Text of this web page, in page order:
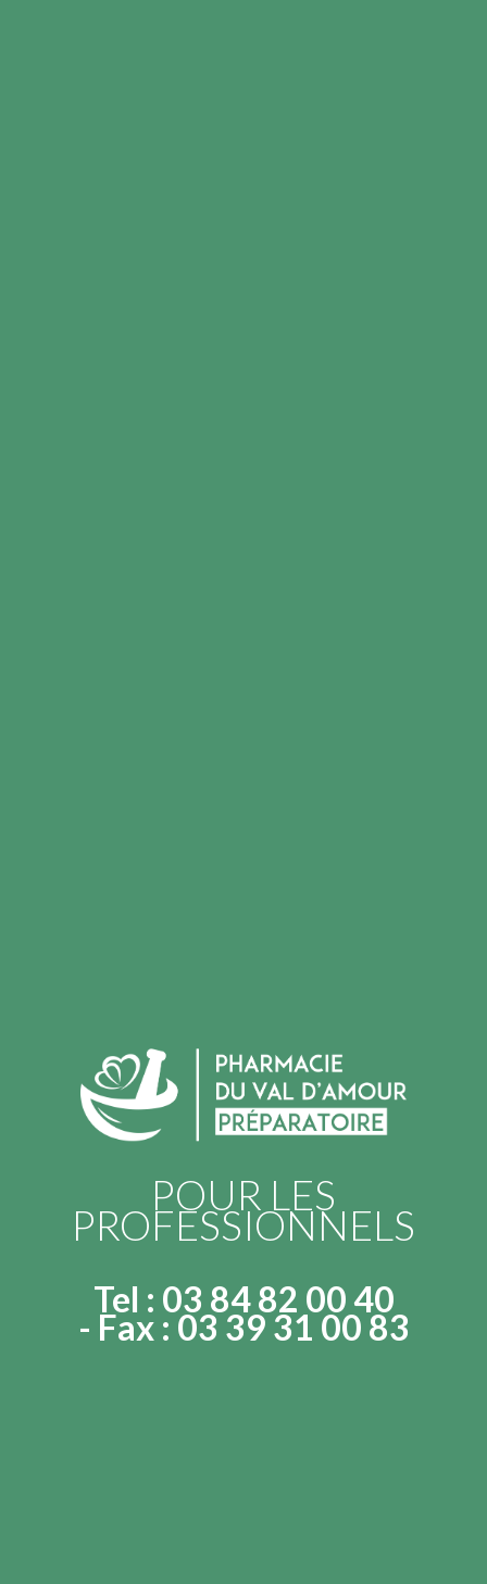
POUR LES
PROFESSIONNELS
Tel : 03 84 82 00 40
- Fax : 03 39 31 00 83